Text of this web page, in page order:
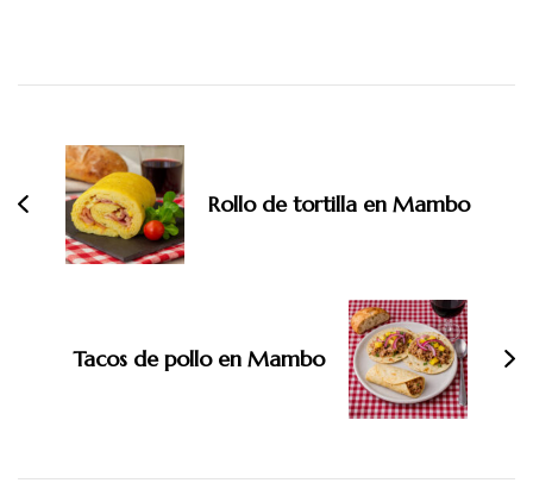
entradas
Rollo de tortilla en Mambo
Tacos de pollo en Mambo